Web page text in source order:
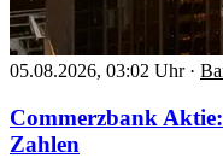
05.08.2026, 03:02 Uhr ·
Commerzbank
Zahlen